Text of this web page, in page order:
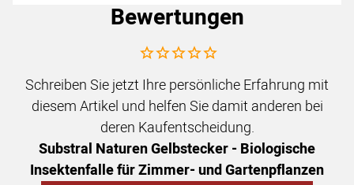
Bewertungen
Noch keine Bewertungen abgegeben
Schreiben Sie jetzt Ihre persönliche Erfahrung mit
diesem Artikel und helfen Sie damit anderen bei
deren Kaufentscheidung.
Substral Naturen Gelbstecker - Biologische
Insektenfalle für Zimmer- und Gartenpflanzen